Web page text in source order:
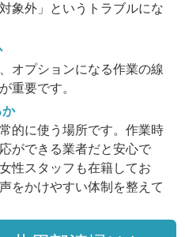
象外」というトラブルにな
オプションになる作業の線
重要です。
か
的に使う場所です。作業時
ができる業者だと安心で
性スタッフも在籍してお
をかけやすい体制を整えて